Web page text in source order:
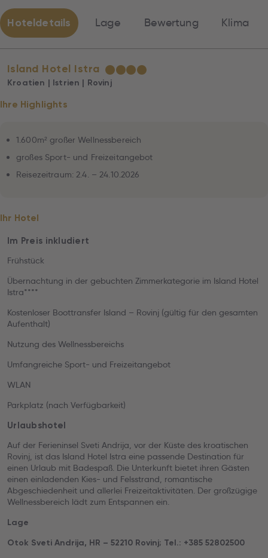
Hoteldetails Lage Bewertung Klima
Island Hotel Istra ★★★★
Kroatien | Istrien | Rovinj
Ihre Highlights
1.600m² großer Wellnessbereich
großes Sport- und Freizeitangebot
Reisezeitraum: 2.4. – 24.10.2026
Ihr Hotel
Im Preis inkludiert
Frühstück
Übernachtung in der gebuchten Zimmerkategorie im Island Hotel
Istra****
Kostenloser Boottransfer Island – Rovinj (gültig für den gesamten
Aufenthalt)
Nutzung des Wellnessbereichs
Umfangreiche Sport- und Freizeitangebot
WLAN
Parkplatz (nach Verfügbarkeit)
Urlaubshotel
Auf der Ferieninsel Sveti Andrija, vor der Küste des kroatischen
Rovinj, ist das Island Hotel Istra eine passende Destination für
einen Urlaub mit Badespaß. Die Unterkunft bietet ihren Gästen
einen einladenden Kies- und Felsstrand, romantische
Abgeschiedenheit und allerlei Freizeitaktivitäten. Der großzügige
Wellnessbereich lädt zum Entspannen ein.
Lage
Otok Sveti Andrija, HR – 52210 Rovinj; Tel.: +385 52802500